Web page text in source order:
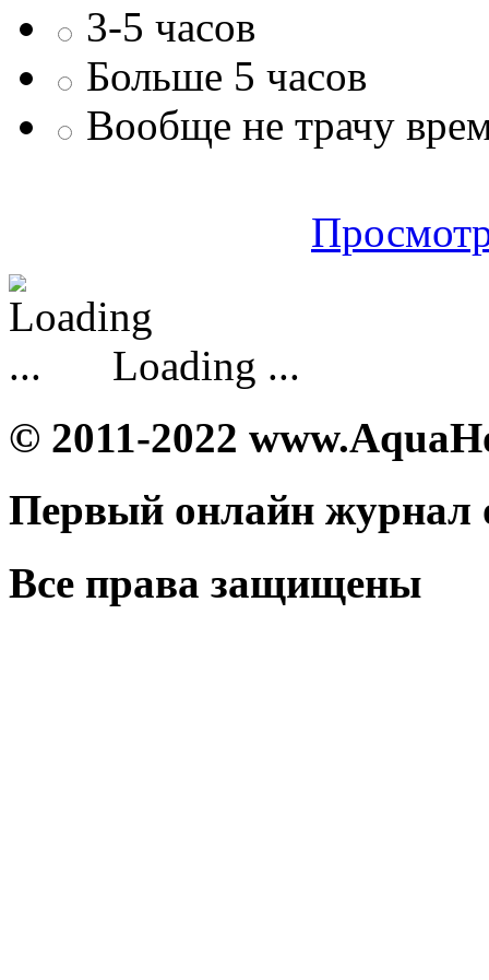
3-5 часов
Больше 5 часов
Вообще не трачу
Loading ...
© 2011-2022
Первый онлайн журнал
Все права защищены